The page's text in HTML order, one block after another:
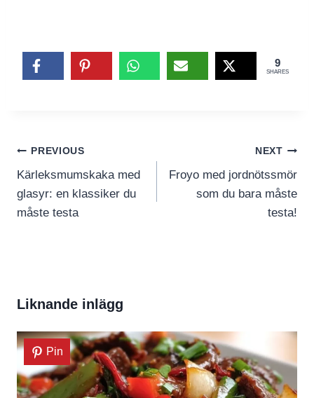
9
SHARES
Inläggsnavigering
PREVIOUS
Kärleksmumskaka med
glasyr: en klassiker du
måste testa
NEXT
Froyo med jordnötssmör
som du bara måste
testa!
Liknande inlägg
Pin